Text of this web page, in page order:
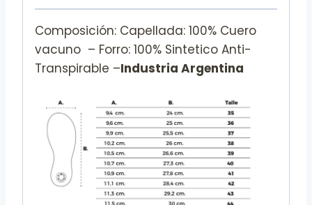
Composición: Capellada: 100% Cuero
vacuno – Forro: 100% Sintetico Anti-
Transpirable –Industria Argentina